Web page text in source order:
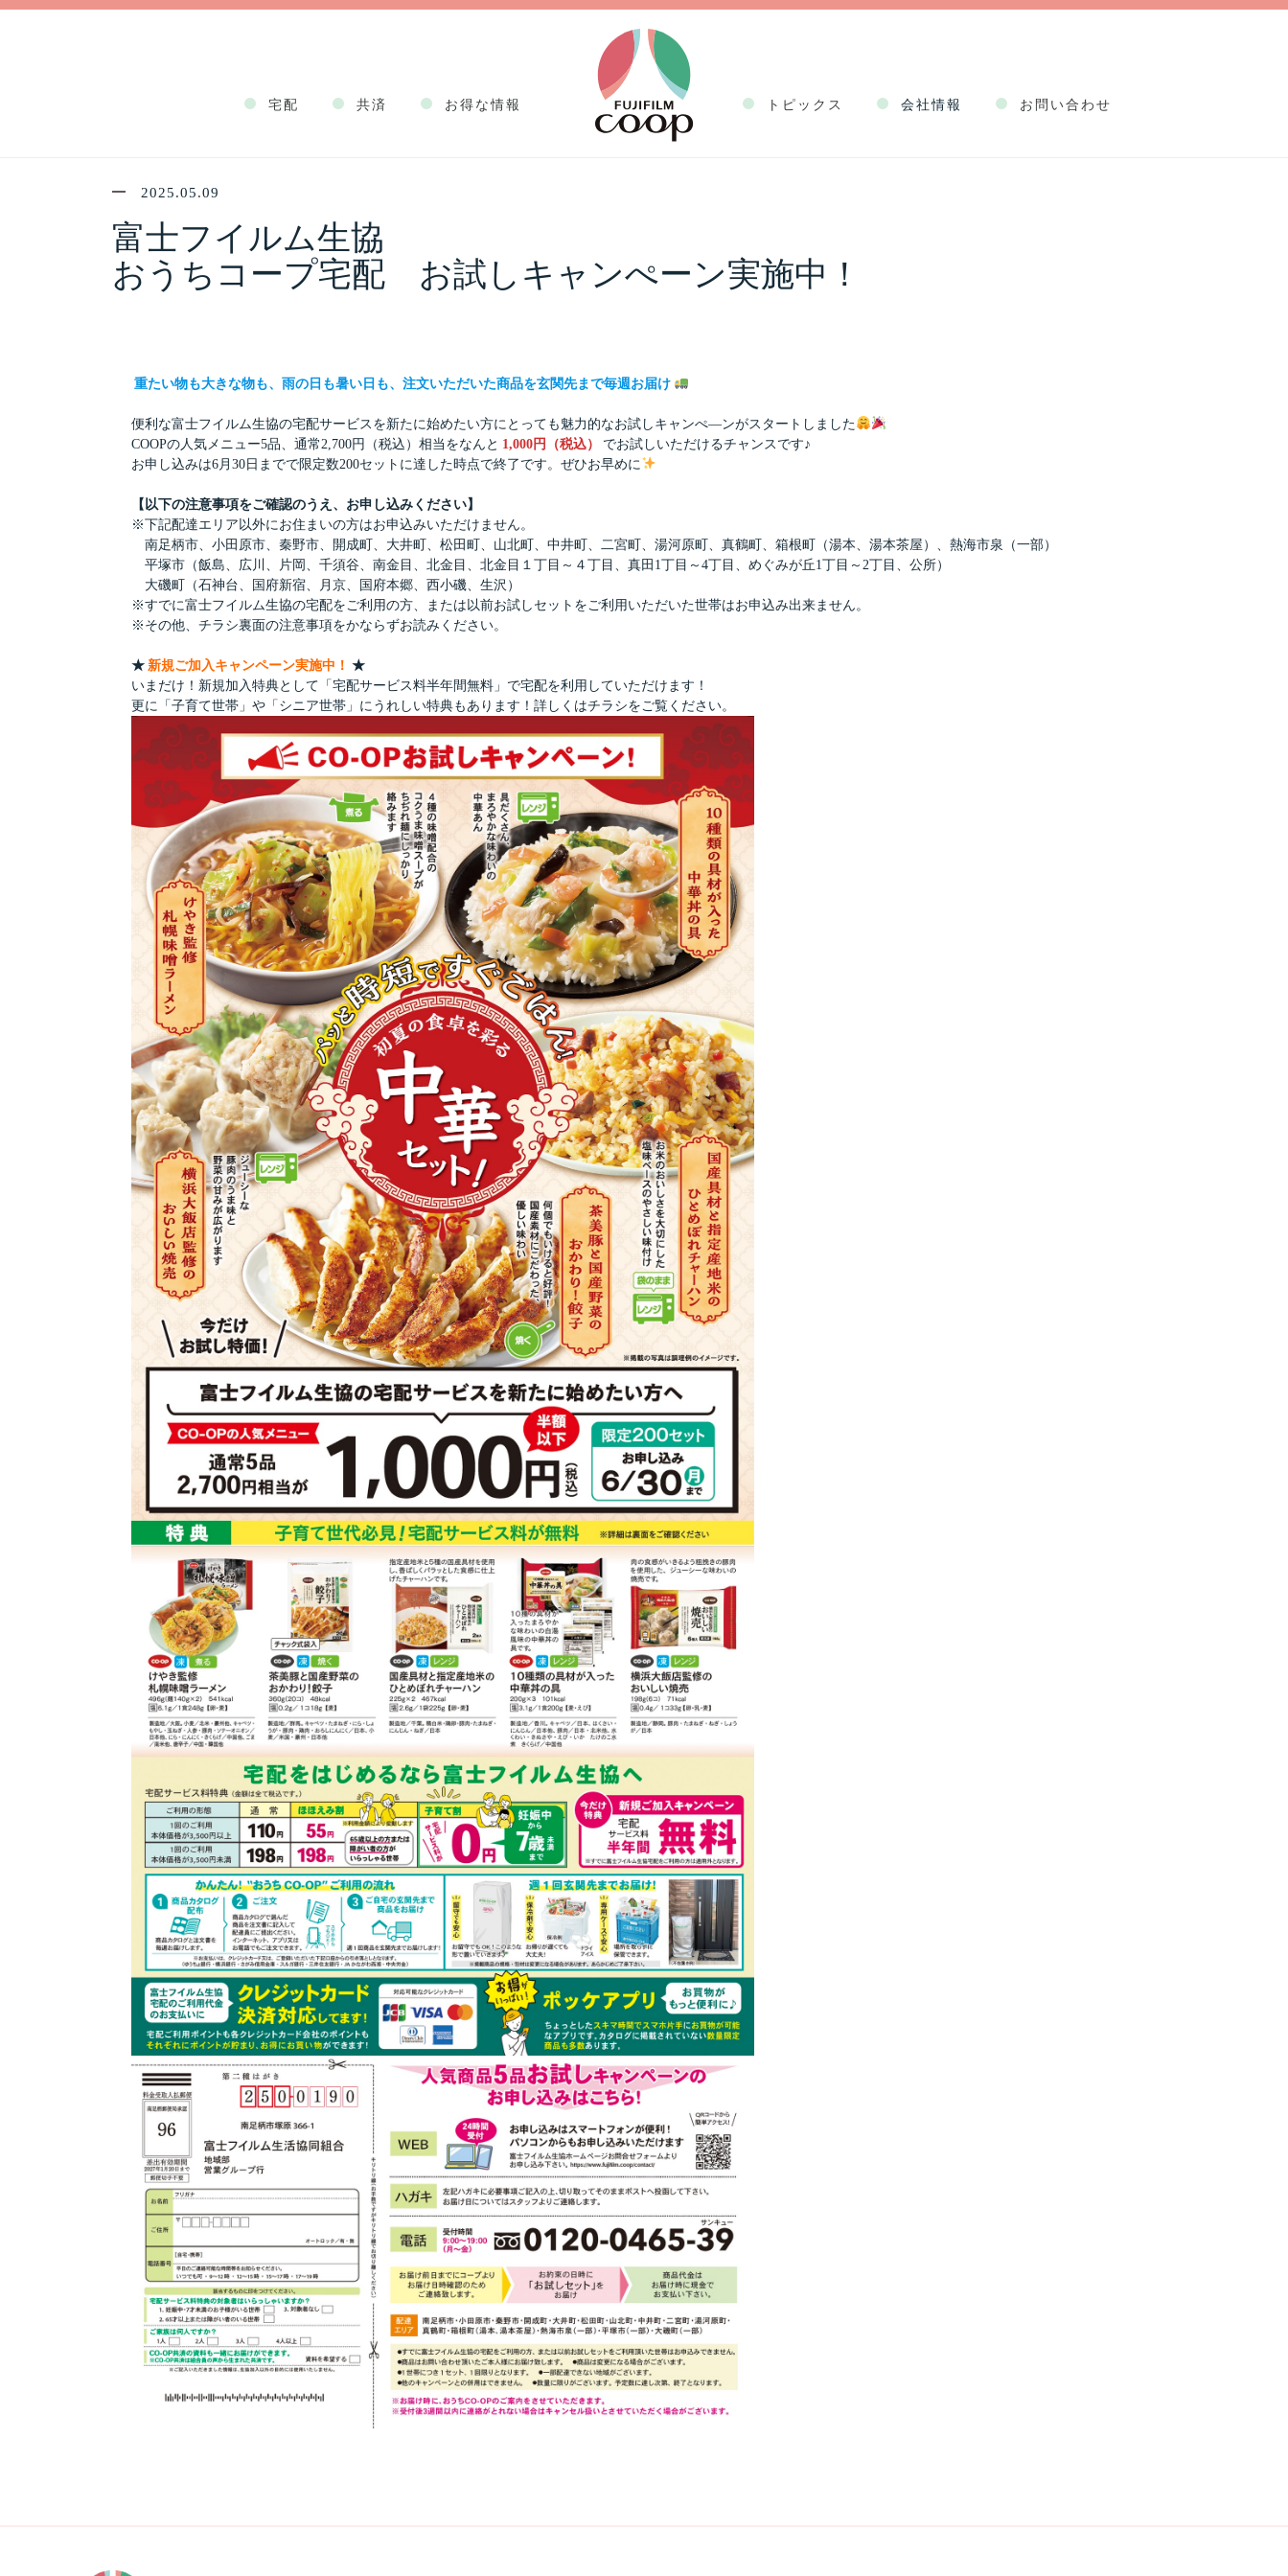
宅配 共済 お得な情報 トピックス 会社情報 お問い合わせ
おうちコープ宅配 お試しキャンぺーン実施中！
2025.05.09
富士フイルム生協
おうちコープ宅配 お試しキャンぺーン実施中！
重たい物も大きな物も、雨の日も暑い日も、注文いただいた商品を玄関先まで毎週お届け
便利な富士フイルム生協の宅配サービスを新たに始めたい方にとっても魅力的なお試しキャンぺ―ンがスタートしました
COOPの人気メニュー5品、通常2,700円（税込）相当をなんと 1,000円（税込）
でお試しいただけるチャンスです♪
お申し込みは6月30日までで限定数200セットに達した時点で終了です。ぜひお早めに
【以下の注意事項をご確認のうえ、お申し込みください】
※下記配達エリア以外にお住まいの方はお申込みいただけません。
南足柄市、小田原市、秦野市、開成町、大井町、松田町、山北町、中井町、二宮町、湯河原町、真鶴町、箱根町（湯本、湯本茶屋）、熱海市泉（一部）
平塚市（飯島、広川、片岡、千須谷、南金目、北金目、北金目１丁目～４丁目、真田1丁目～4丁目、めぐみが丘1丁目～2丁目、公所）
大磯町（石神台、国府新宿、月京、国府本郷、西小磯、生沢）
※すでに富士フイルム生協の宅配をご利用の方、または以前お試しセットをご利用いただいた世帯はお申込み出来ません。
※その他、チラシ裏面の注意事項をかならずお読みください。
★ 新規ご加入キャンペーン実施中！ ★
いまだけ！新規加入特典として「宅配サービス料半年間無料」で宅配を利用していただけます！
更に「子育て世帯」や「シニア世帯」にうれしい特典もあります！詳しくはチラシをご覧ください。